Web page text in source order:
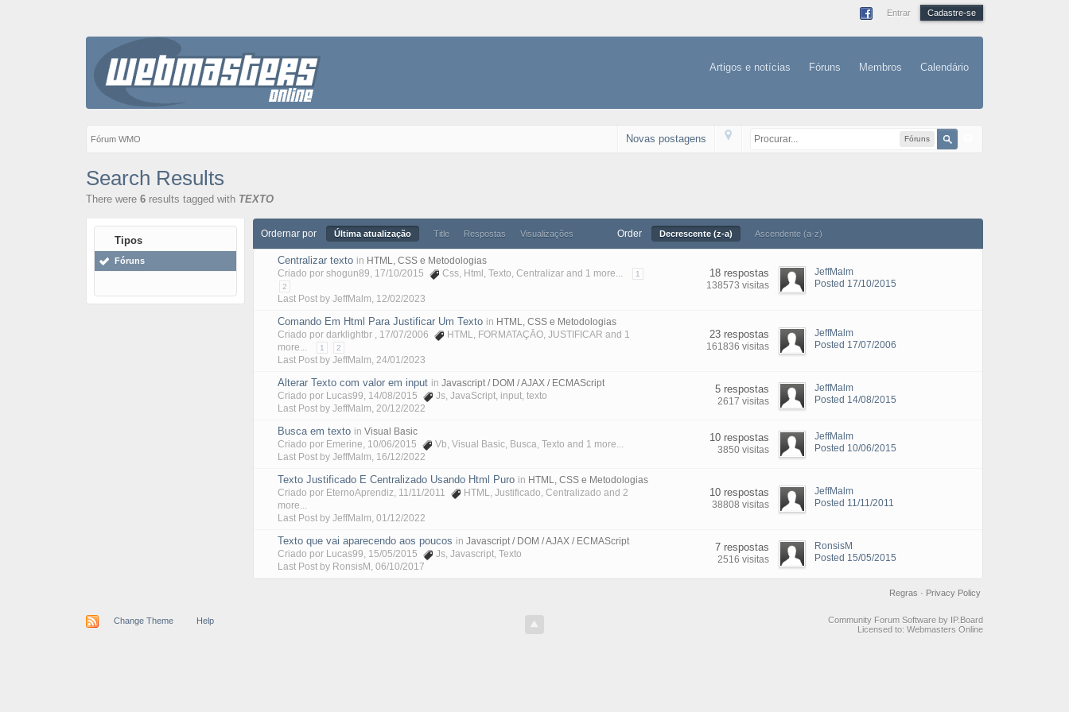
Entrar Cadastre-se
Artigos e notícias Fóruns Membros Calendário
Fórum WMO Fóruns
Novas postagens
Search Results
There were 6results tagged with TEXTO
Tipos
Fóruns
Ordernar por Última atualização Title Respostas Visualizações Order Decrescente (z-a) Ascendente (a-z)
Centralizar texto in HTML, CSS e Metodologias
Criado por shogun89, 17/10/2015 Css, Html , Texto, Centralizar and 1 more...
1
2
Last Post by JeffMalm, 12/02/2023
18 respostas
138573 visitas
JeffMalm
Posted 17/10/2015
Comando Em Html Para Justificar Um Texto in HTML, CSS e Metodologias
Criado por darklightbr , 17/07/2006
HTML, FORMATAÇĀO, JUSTIFICAR and 1
more...
1 2
Last Post by JeffMalm, 24/01/2023
23 respostas
161836 visitas
JeffMalm
Posted 17/07/2006
Alterar Texto com valor em input in Javascript / DOM / AJAX / ECMAScript
Criado por Lucas99, 14/08/2015 Js, JavaScript, input, texto
Last Post by JeffMalm, 20/12/2022
5 respostas
2617 visitas
JeffMalm
Posted 14/08/2015
Busca em texto in Visual Basic
Criado por Emerine, 10/06/2015 Vb, Visual Basic, Busca, Texto and 1 more...
Last Post by JeffMalm, 16/12/2022
10 respostas
3850 visitas
JeffMalm
Posted 10/06/2015
Texto Justificado E Centralizado Usando Html Puro in HTML, CSS e Metodologias
Criado por EternoAprendiz, 11/11/2011 HTML, Justificado, Centralizado and 2
more...
Last Post by JeffMalm, 01/12/2022
10 respostas
38808 visitas
JeffMalm
Posted 11/11/2011
Texto que vai aparecendo aos poucos in Javascript / DOM / AJAX / ECMAScript
Criado por Lucas99, 15/05/2015 Js, Javascript, Texto
Last Post by RonsisM , 06/10/2017
7 respostas
2516 visitas
RonsisM
Posted 15/05/2015
Privacy Policy
Regras ·
Change Theme Help
Community Forum Software by IP.Board
Licensed to: Webmasters Online